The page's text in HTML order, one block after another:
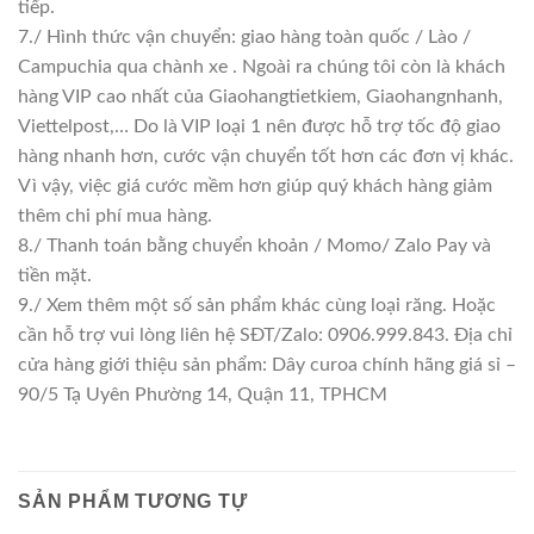
tiếp.
7./ Hình thức vận chuyển: giao hàng toàn quốc / Lào /
Campuchia qua chành xe . Ngoài ra chúng tôi còn là khách
hàng VIP cao nhất của Giaohangtietkiem, Giaohangnhanh,
Viettelpost,… Do là VIP loại 1 nên được hỗ trợ tốc độ giao
hàng nhanh hơn, cước vận chuyển tốt hơn các đơn vị khác.
Vì vậy, việc giá cước mềm hơn giúp quý khách hàng giảm
thêm chi phí mua hàng.
8./ Thanh toán bằng chuyển khoản / Momo/ Zalo Pay và
tiền mặt.
9./ Xem thêm một số sản phẩm khác cùng loại răng. Hoặc
cần hỗ trợ vui lòng liên hệ SĐT/Zalo: 0906.999.843. Địa chỉ
cửa hàng giới thiệu sản phẩm: Dây curoa chính hãng giá sỉ –
90/5 Tạ Uyên Phường 14, Quận 11, TPHCM
SẢN PHẨM TƯƠNG TỰ